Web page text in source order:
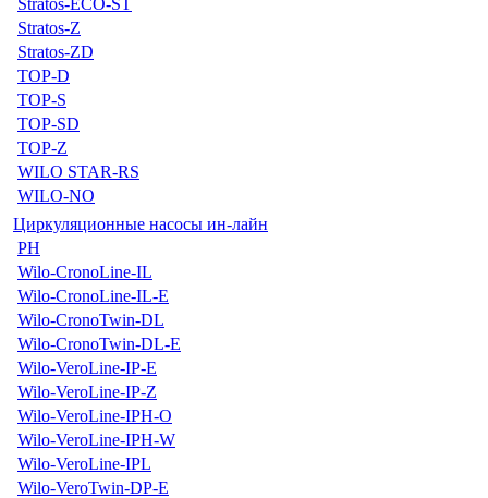
Stratos-Z
Stratos-ZD
TOP-D
TOP-S
TOP-SD
TOP-Z
WILO STAR-RS
WILO-NO
Циркуляционные насосы ин-лайн
PH
Wilo-CronoLine-IL
Wilo-CronoLine-IL-E
Wilo-CronoTwin-DL
Wilo-CronoTwin-DL-E
Wilo-VeroLine-IP-E
Wilo-VeroLine-IP-Z
Wilo-VeroLine-IPH-O
Wilo-VeroLine-IPH-W
Wilo-VeroLine-IPL
Wilo-VeroTwin-DP-E